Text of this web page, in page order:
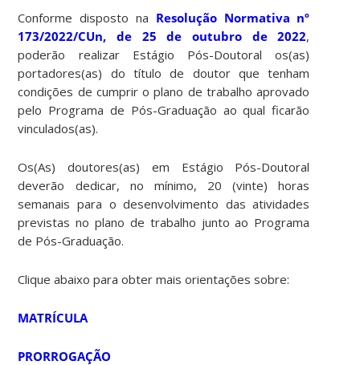
Conforme disposto na Resolução Normativa nº
173/2022/CUn, de 25 de outubro de 2022,
poderão realizar Estágio Pós-Doutoral os(as)
portadores(as) do título de doutor que tenham
condições de cumprir o plano de trabalho aprovado
pelo Programa de Pós-Graduação ao qual ficarão
vinculados(as).
Os(As) doutores(as) em Estágio Pós-Doutoral
deverão dedicar, no mínimo, 20 (vinte) horas
semanais para o desenvolvimento das atividades
previstas no plano de trabalho junto ao Programa
de Pós-Graduação.
Clique abaixo para obter mais orientações sobre:
MATRÍCULA
PRORROGAÇÃO